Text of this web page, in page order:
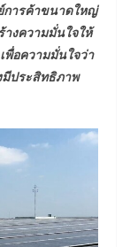
การค้าขนาดใหญ่
งความมั่นใจให้
พื่อความมั่นใจว่า
มีประสิทธิภาพ